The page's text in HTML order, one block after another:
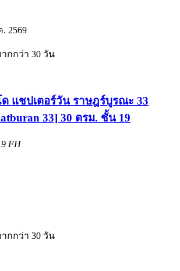
2569
กกว่า 30 วัน
ด แชปเตอร์วัน ราษฎร์บูรณะ 33
33] 30 ตรม. ชั้น 19
FH
กกว่า 30 วัน